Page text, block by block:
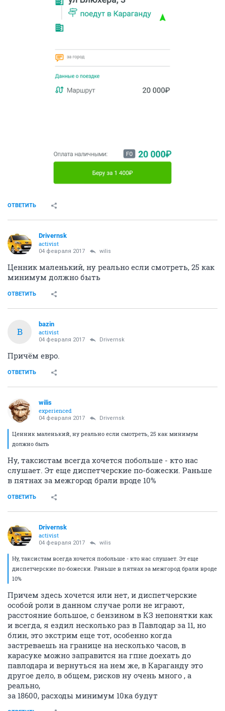
ОТВЕТИТЬ
Drivernsk
activist
04 февраля 2017 wilis
Ценник маленький, ну реально если смотреть, 25 как
минимум должно быть
ОТВЕТИТЬ
B
bazin
activist
04 февраля 2017 Drivernsk
Причём евро.
ОТВЕТИТЬ
wilis
experienced
04 февраля 2017 Drivernsk
Ценник маленький, ну реально если смотреть, 25 как минимум
должно быть
Ну, таксистам всегда хочется побольше - кто нас
слушает. Эт еще диспетчерские по-божески. Раньше
в пятнах за межгород брали вроде 10%
ОТВЕТИТЬ
Drivernsk
activist
04 февраля 2017 wilis
Ну, таксистам всегда хочется побольше - кто нас слушает. Эт еще
диспетчерские по-божески. Раньше в пятнах за межгород брали вроде
10%
Причем здесь хочется или нет, и диспетчерские
особой роли в данном случае роли не играют,
расстояние большое, с бензином в КЗ непонятки как
и всегда, я ездил несколько раз в Павлодар за 11, но
блин, это экстрим еще тот, особенно когда
застреваешь на границе на несколько часов, в
карасуке можно заправится на гпне доехать до
павлодара и вернуться на нем же, в Караганду это
другое дело, в общем, рисков ну очень много , а
реально,
за 18600, расходы минимум 10ка будут